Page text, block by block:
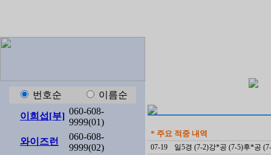
번호순 이름순
이희섭[부] 060-608-
9999(01)
와이즈런
060-608-
9999(02)
* 주요 적중 내역
07-19
일5경 (7-2)강*공 (7-5)후*공